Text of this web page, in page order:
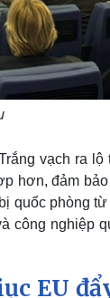
vạch ra
hơn, đảm
quốc phòng
nghiệp
EU